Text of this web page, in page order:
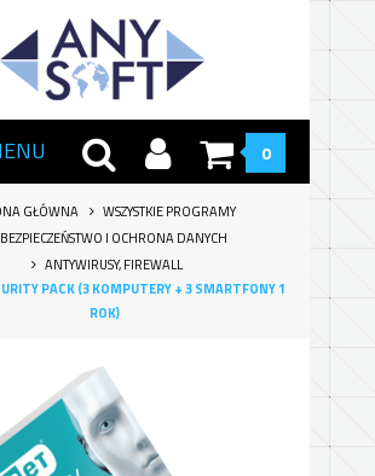
0
GŁÓWNA
WSZYSTKIE PROGRAMY
BEZPIECZEŃSTWO I OCHRONA DANYCH
ANTYWIRUSY, FIREWALL
PACK (3 KOMPUTERY + 3 SMARTFONY 1
ROK)